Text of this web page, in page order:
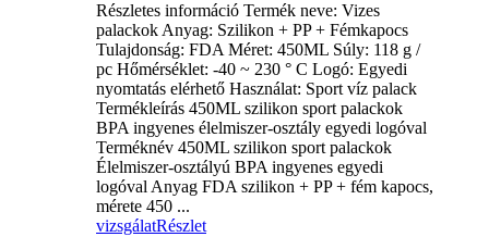
Részletes információ Termék neve: Vizes
palackok Anyag: Szilikon + PP + Fémkapocs
Tulajdonság: FDA Méret: 450ML Súly: 118 g /
pc Hőmérséklet: -40 ~ 230 ° C Logó: Egyedi
nyomtatás elérhető Használat: Sport víz palack
Termékleírás 450ML szilikon sport palackok
BPA ingyenes élelmiszer-osztály egyedi logóval
Terméknév 450ML szilikon sport palackok
Élelmiszer-osztályú BPA ingyenes egyedi
logóval Anyag FDA szilikon + PP + fém kapocs,
mérete 450 ...
vizsgálatRészlet